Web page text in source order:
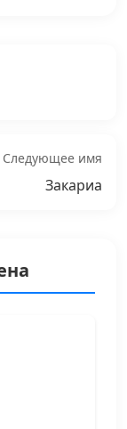
Следующее имя
Закариа